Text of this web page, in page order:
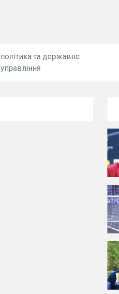
політика та державне
управління